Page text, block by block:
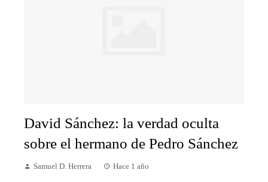
David Sánchez: la verdad oculta
sobre el hermano de Pedro Sánchez
Samuel D. Herrera Hace 1 año